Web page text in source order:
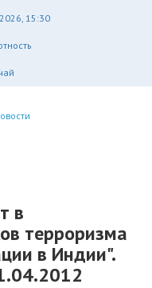
15:30
в
терроризма
в Индии".